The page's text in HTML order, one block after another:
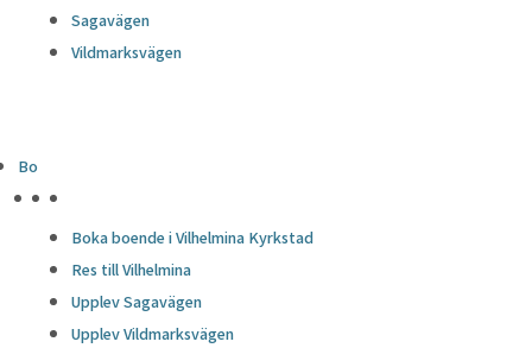
Sagavägen
Vildmarksvägen
Bo
Boka boende i Vilhelmina Kyrkstad
Res till Vilhelmina
Upplev Sagavägen
Upplev Vildmarksvägen